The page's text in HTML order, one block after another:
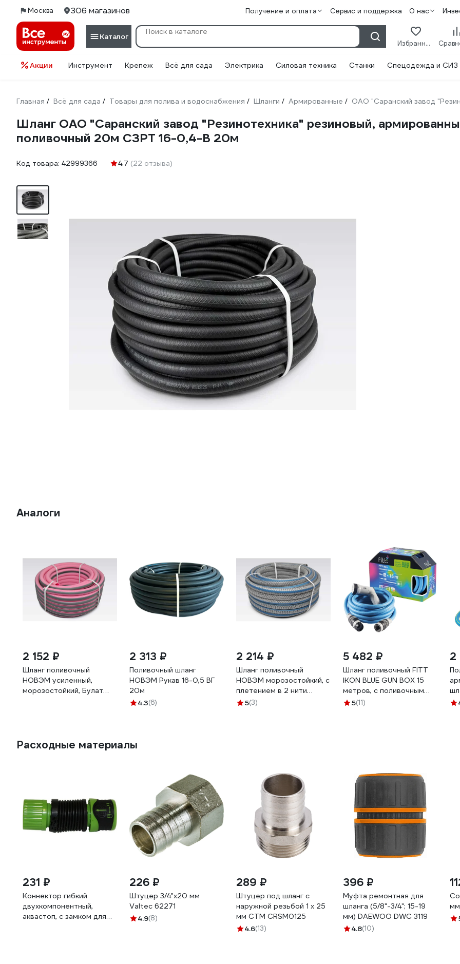
Москва 306 магазинов Получение и оплата Сервис и поддержка О нас
Каталог
Избранное
Акции Инструмент Крепеж Всё для сада Электрика Силовая техника Станки Спецодежда и СИЗ
Главная / Всё для сада / Товары для полива и водоснабжения / Шланги / Армированные / ОАО "Саранский завод
Шланг ОАО "Саранский завод "Резинотехника" резиновый,
поливочный 20м СЗРТ 16-0,4-В 20м
Код товара: 42999366 4.7 (22 отзыва)
Аналоги
2 152 ₽
Шланг поливочный
НОВЭМ усиленный,
морозостойкий, Булат
2 313 ₽
Поливочный шланг
НОВЭМ Рукав 16-0,5 ВГ
20м
4.3(6)
2 214 ₽
Шланг поливочный
НОВЭМ морозостойкий, с
плетением в 2 нити
Добрыня ТЭП 1/2, 20м
5(3)
5 482 ₽
Шланг поливочный FITT
IKON BLUE GUN BOX 15
метров, с поливочным
пистолетом
5(11)
2
20
Расходные материалы
231 ₽
Коннектор гибкий
двухкомпонентный,
аквастоп, с замком для
226 ₽
Штуцер 3/4"х20 мм
Valtec 62271
4.9(8)
289 ₽
Штуцер под шланг с
наружной резьбой 1 х 25
мм СТМ CRSM0125
4.6(13)
396 ₽
Муфта ремонтная для
шланга (5/8"-3/4"; 15-19
мм) DAEWOO DWC 3119
4.8(10)
мм